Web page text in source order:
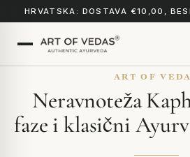
HRVATSKA: DOSTAVA €10,00,
ART OF
Neravnoteža
faze i klasični